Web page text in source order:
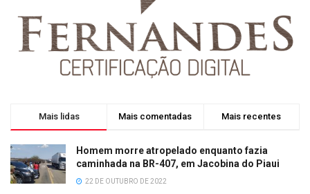
Mais lidas Mais comentadas Mais recentes
Homem morre atropelado enquanto fazia
caminhada na BR-407, em Jacobina do Piaui
22 DE OUTUBRO DE 2022